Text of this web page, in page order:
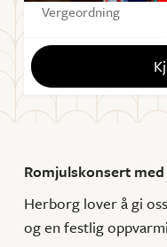
Vergeordning
Romjulskonsert
Herborg lover å gi
og en festlig